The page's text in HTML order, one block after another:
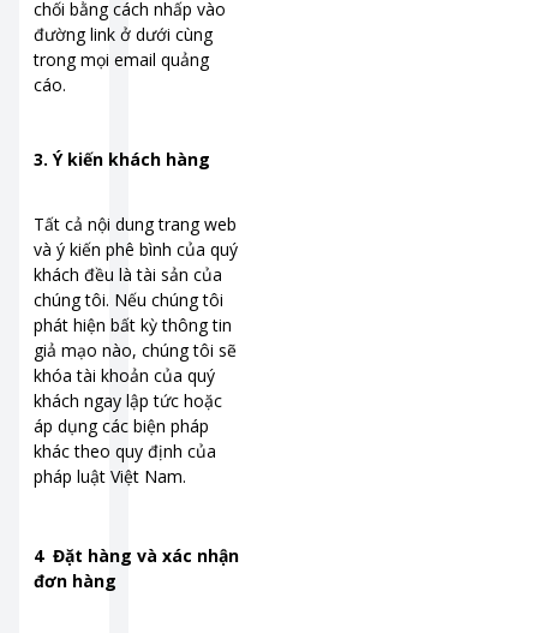
chối bằng cách nhấp vào
đường link ở dưới cùng
trong mọi email quảng
cáo.
3. Ý kiến khách hàng
Tất cả nội dung trang web
và ý kiến phê bình của quý
khách đều là tài sản của
chúng tôi. Nếu chúng tôi
phát hiện bất kỳ thông tin
giả mạo nào, chúng tôi sẽ
khóa tài khoản của quý
khách ngay lập tức hoặc
áp dụng các biện pháp
khác theo quy định của
pháp luật Việt Nam.
4 Đặt hàng và xác nhận
đơn hàng